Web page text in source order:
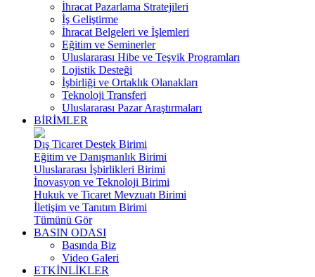
İhracat Pazarlama Stratejileri
İş Geliştirme
İhracat Belgeleri ve İşlemleri
Eğitim ve Seminerler
Uluslararası Hibe ve Teşvik Programları
Lojistik Desteği
İşbirliği ve Ortaklık Olanakları
Teknoloji Transferi
Uluslararası Pazar Araştırmaları
BİRİMLER
Dış Ticaret Destek Birimi
Eğitim ve Danışmanlık Birimi
Uluslararası İşbirlikleri Birimi
İnovasyon ve Teknoloji Birimi
Hukuk ve Ticaret Mevzuatı Birimi
İletişim ve Tanıtım Birimi
Tümünü Gör
BASIN ODASI
Basında Biz
Video Galeri
ETKİNLİKLER